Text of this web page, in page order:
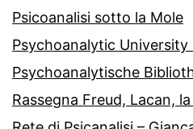
Psicoanalisi sotto la Mole
Psychoanalytic University
Psychoanalytische
Rassegna Freud, Lacan,